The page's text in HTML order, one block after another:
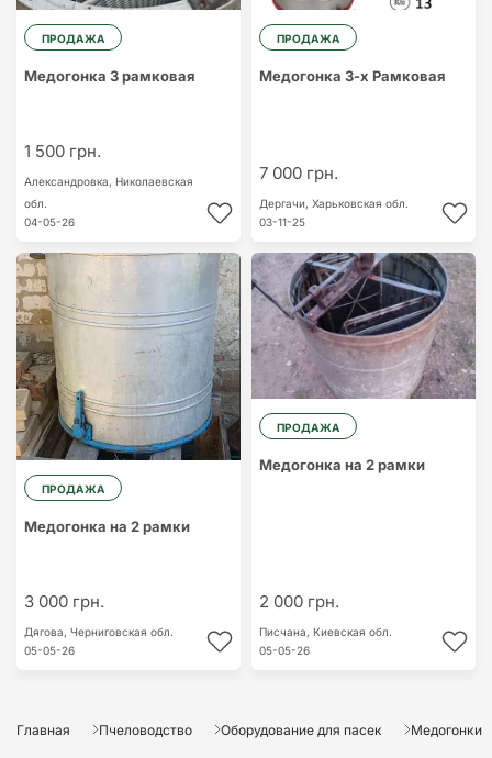
ПРОДАЖА
Медогонка 3 рамковая
1 500 грн.
Александровка, Николаевская
обл.
04-05-26
ПРОДАЖА
Медогонка 3-х Рамковая
7 000 грн.
Дергачи, Харьковская обл.
03-11-25
ПРОДАЖА
Медогонка на 2 рамки
3 000 грн.
Дягова, Черниговская обл.
05-05-26
ПРОДАЖА
Медогонка на 2 рамки
2 000 грн.
Писчана, Киевская обл.
05-05-26
Главная Пчеловодство Оборудование для пасек Медогонки